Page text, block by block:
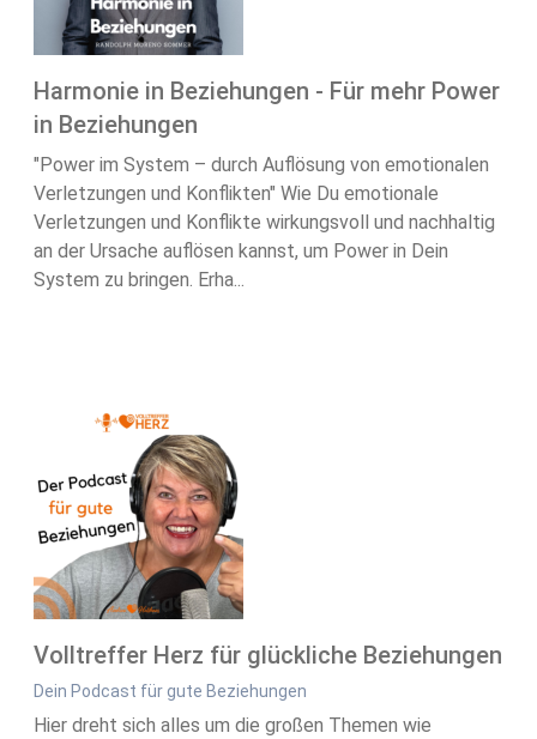
Harmonie in Beziehungen - Für mehr Power
in Beziehungen
"Power im System – durch Auflösung von emotionalen
Verletzungen und Konflikten" Wie Du emotionale
Verletzungen und Konflikte wirkungsvoll und nachhaltig
an der Ursache auflösen kannst, um Power in Dein
System zu bringen. Erha...
Volltreffer Herz für glückliche Beziehungen
Dein Podcast für gute Beziehungen
Hier dreht sich alles um die großen Themen wie